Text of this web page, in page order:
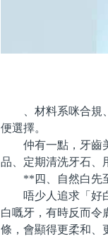
、材料系咪合規、
便選擇。
仲有一點，牙齒美
品、定期清洗牙石、
**四、自然白先
唔少人追求「好白
白嘅牙，有時反而令
條，會顯得更柔和、